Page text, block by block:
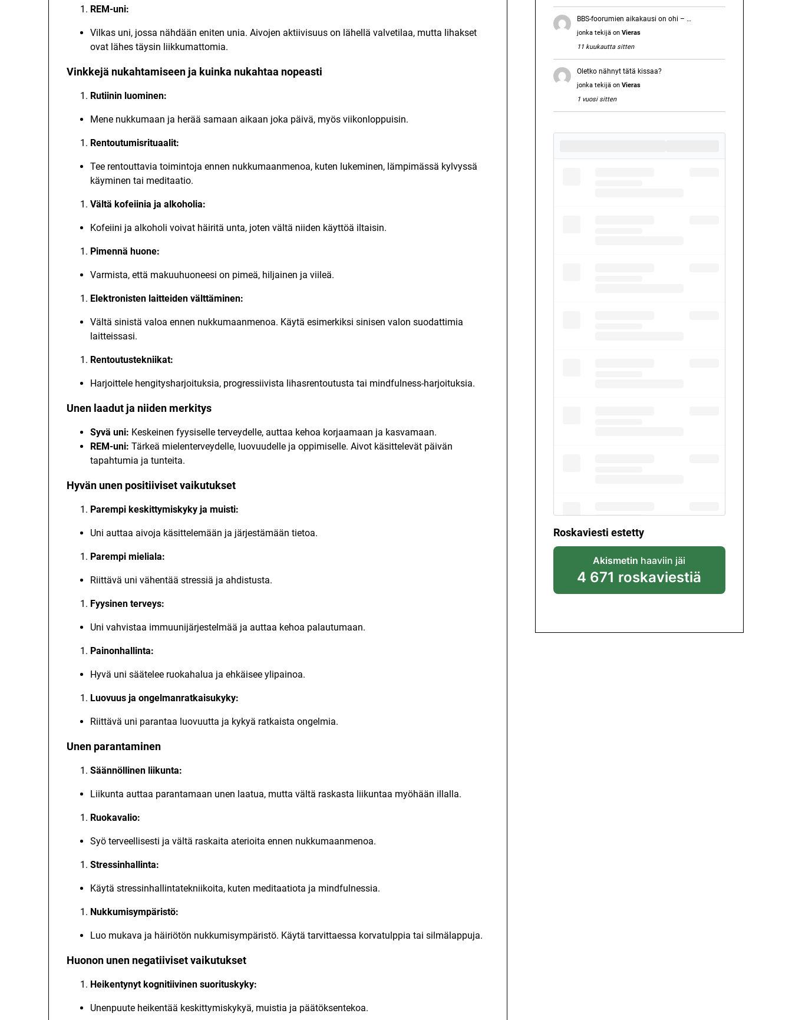
REM-uni:
Vilkas uni, jossa nähdään eniten unia. Aivojen aktiivisuus on lähellä valvetilaa, mutta lihakset
ovat lähes täysin liikkumattomia.
Vinkkejä nukahtamiseen ja kuinka nukahtaa nopeasti
Rutiinin luominen:
Mene nukkumaan ja herää samaan aikaan joka päivä, myös viikonloppuisin.
Rentoutumisrituaalit:
Tee rentouttavia toimintoja ennen nukkumaanmenoa, kuten lukeminen, lämpimässä kylvyssä
käyminen tai meditaatio.
Vältä kofeiinia ja alkoholia:
Kofeiini ja alkoholi voivat häiritä unta, joten vältä niiden käyttöä iltaisin.
Pimennä huone:
Varmista, että makuuhuoneesi on pimeä, hiljainen ja viileä.
Elektronisten laitteiden välttäminen:
Vältä sinistä valoa ennen nukkumaanmenoa. Käytä esimerkiksi sinisen valon suodattimia
laitteissasi.
Rentoutustekniikat:
Harjoittele hengitysharjoituksia, progressiivista lihasrentoutusta tai mindfulness-harjoituksia.
Unen laadut ja niiden merkitys
Syvä uni: Keskeinen fyysiselle terveydelle, auttaa kehoa korjaamaan ja kasvamaan.
REM-uni: Tärkeä mielenterveydelle, luovuudelle ja oppimiselle. Aivot käsittelevät päivän
tapahtumia ja tunteita.
Hyvän unen positiiviset vaikutukset
Parempi keskittymiskyky ja muisti:
Uni auttaa aivoja käsittelemään ja järjestämään tietoa.
Parempi mieliala:
Riittävä uni vähentää stressiä ja ahdistusta.
Fyysinen terveys:
Uni vahvistaa immuunijärjestelmää ja auttaa kehoa palautumaan.
Painonhallinta:
Hyvä uni säätelee ruokahalua ja ehkäisee ylipainoa.
Luovuus ja ongelmanratkaisukyky:
Riittävä uni parantaa luovuutta ja kykyä ratkaista ongelmia.
Unen parantaminen
Säännöllinen liikunta:
Liikunta auttaa parantamaan unen laatua, mutta vältä raskasta liikuntaa myöhään illalla.
Ruokavalio:
Syö terveellisesti ja vältä raskaita aterioita ennen nukkumaanmenoa.
Stressinhallinta:
Käytä stressinhallintatekniikoita, kuten meditaatiota ja mindfulnessia.
Nukkumisympäristö:
Luo mukava ja häiriötön nukkumisympäristö. Käytä tarvittaessa korvatulppia tai silmälappuja.
Huonon unen negatiiviset vaikutukset
Heikentynyt kognitiivinen suorituskyky:
Unenpuute heikentää keskittymiskykyä, muistia ja päätöksentekoa.
BBS-foorumien aikakausi on ohi – …
jonka tekijä on Vieras
11 kuukautta sitten
Oletko nähnyt tätä kissaa?
jonka tekijä on Vieras
1 vuosi sitten
Roskaviesti estetty
Akismetin haaviin jäi
4 671 roskaviestiä